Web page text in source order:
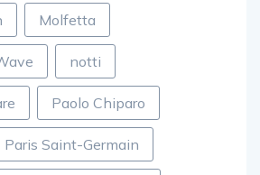
Molfetta
notti
Paolo Chiparo
Paris Saint-Germain